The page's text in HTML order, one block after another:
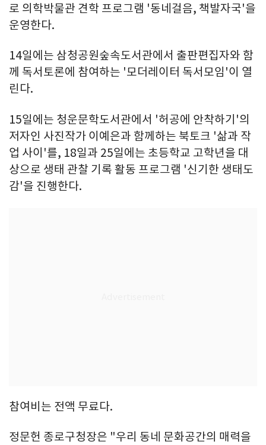
로 의학박물관 견학 프로그램 '동네걸음, 책발자국'을
운영한다.
14일에는 삼청공원숲속도서관에서 출판편집자와 함
께 독서토론에 참여하는 '모더레이터 독서모임'이 열
린다.
15일에는 청운문학도서관에서 '허공에 안착하기'의
저자인 사진작가 이예은과 함께하는 북토크 '삶과 작
업 사이'를, 18일과 25일에는 초등학교 고학년을 대
상으로 생태 관찰 기록 활동 프로그램 '신기한 생태도
감'을 진행한다.
참여비는 전액 무료다.
정문헌 종로구청장은 "우리 동네 문화공간의 매력을